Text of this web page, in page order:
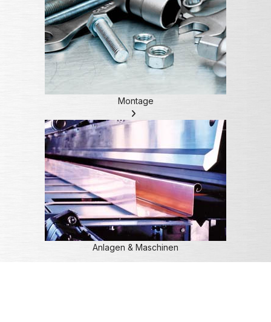
Montage
Anlagen & Maschinen